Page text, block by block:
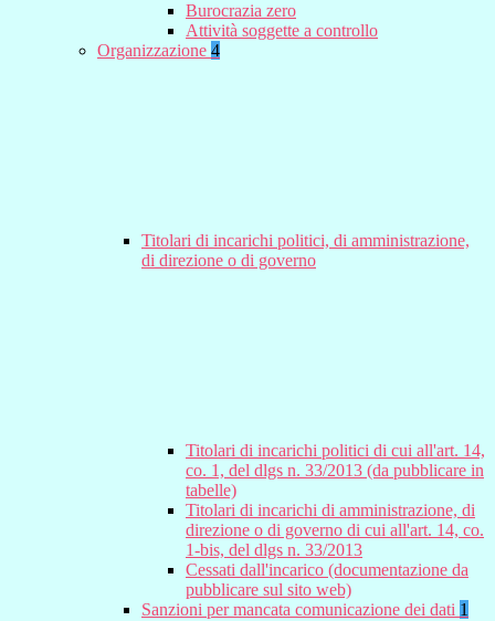
Burocrazia zero
Attività soggette a controllo
Organizzazione 4
Titolari di incarichi politici, di amministrazione,
di direzione o di governo
Titolari di incarichi politici di cui all'art. 14,
co. 1, del dlgs n. 33/2013 (da pubblicare in
tabelle)
Titolari di incarichi di amministrazione, di
direzione o di governo di cui all'art. 14, co.
1-bis, del dlgs n. 33/2013
Cessati dall'incarico (documentazione da
pubblicare sul sito web)
Sanzioni per mancata comunicazione dei dati 1